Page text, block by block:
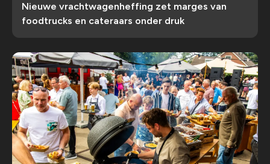
Nieuwe vrachtwagenheffing zet marges van
foodtrucks en cateraars onder druk